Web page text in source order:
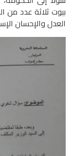
بيوت ثلاثة عدد من
العدل والإحسان